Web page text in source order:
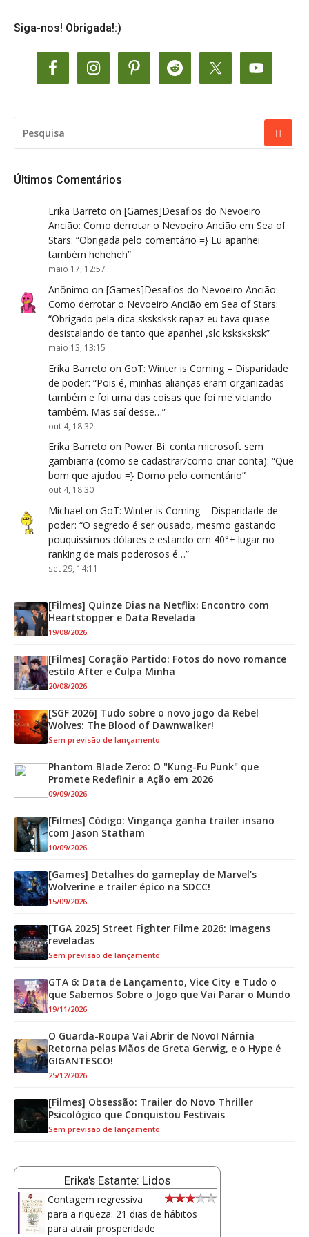
Siga-nos! Obrigada!:)
POR:
Últimos Comentários
Erika Barreto on [Games]Desafios do Nevoeiro
Ancião: Como derrotar o Nevoeiro Ancião em Sea of
Stars: “Obrigada pelo comentário =} Eu apanhei
também heheheh”
maio 17, 12:57
Anônimo on [Games]Desafios do Nevoeiro Ancião:
Como derrotar o Nevoeiro Ancião em Sea of Stars:
“Obrigado pela dica sksksksk rapaz eu tava quase
desistalando de tanto que apanhei ,slc ksksksksk”
maio 13, 13:15
Erika Barreto on GoT: Winter is Coming – Disparidade
de poder: “Pois é, minhas alianças eram organizadas
também e foi uma das coisas que foi me viciando
também. Mas saí desse…”
out 4, 18:32
Erika Barreto on Power Bi: conta microsoft sem
gambiarra (como se cadastrar/como criar conta): “Que
bom que ajudou =} Domo pelo comentário”
out 4, 18:30
Michael on GoT: Winter is Coming – Disparidade de
poder: “O segredo é ser ousado, mesmo gastando
pouquissimos dólares e estando em 40°+ lugar no
ranking de mais poderosos é…”
set 29, 14:11
[Filmes] Quinze Dias na Netflix: Encontro com
Heartstopper e Data Revelada
19/08/2026
[Filmes] Coração Partido: Fotos do novo romance
estilo After e Culpa Minha
20/08/2026
[SGF 2026] Tudo sobre o novo jogo da Rebel
Wolves: The Blood of Dawnwalker!
Sem previsão de lançamento
Phantom Blade Zero: O "Kung-Fu Punk" que
Promete Redefinir a Ação em 2026
09/09/2026
[Filmes] Código: Vingança ganha trailer insano
com Jason Statham
10/09/2026
[Games] Detalhes do gameplay de Marvel’s
Wolverine e trailer épico na SDCC!
15/09/2026
[TGA 2025] Street Fighter Filme 2026: Imagens
reveladas
Sem previsão de lançamento
GTA 6: Data de Lançamento, Vice City e Tudo o
que Sabemos Sobre o Jogo que Vai Parar o Mundo
19/11/2026
O Guarda-Roupa Vai Abrir de Novo! Nárnia
Retorna pelas Mãos de Greta Gerwig, e o Hype é
GIGANTESCO!
25/12/2026
[Filmes] Obsessão: Trailer do Novo Thriller
Psicológico que Conquistou Festivais
Sem previsão de lançamento
Erika's Estante: Lidos
Contagem regressiva
para a riqueza: 21 dias de hábitos
para atrair prosperidade